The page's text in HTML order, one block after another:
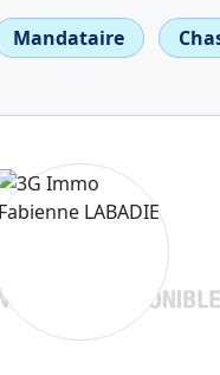
Mandataire